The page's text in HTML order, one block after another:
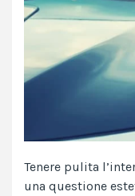
Tenere pulita
una questione